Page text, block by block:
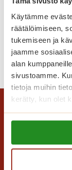
Käytämme
räätälöimiseen,
tukemiseen ja
jaamme
alan
sivustoamme.
tietoja muihin
kerätty, kun olet
Lue lisää
https://